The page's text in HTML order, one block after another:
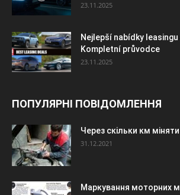
23.11.2025
Nejlepší nabídky
Kompletní průvodce
23.11.2025
ПОПУЛЯРНІ ПОВІДОМЛЕННЯ
Через скільки км
31.12.2021
Маркування моторних